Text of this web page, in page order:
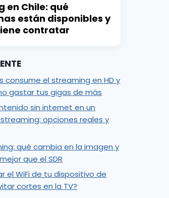
en Chile: qué
están disponibles y
contratar
consume el streaming en HD y
gastar tus gigas de más
sin internet en un
opciones reales y
qué cambia en la imagen y
que el SDR
el WiFi de tu dispositivo de
cortes en la TV?